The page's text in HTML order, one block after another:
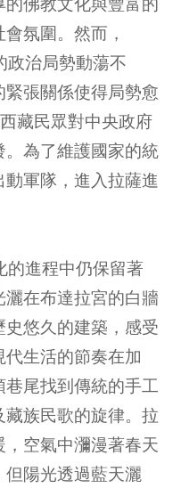
氛圍。然而，
政治局勢動蕩不
張關係使得局勢愈
藏民眾對中央政府
為了維護國家的統
軍隊，進入拉薩進
的進程中仍保留著
在布達拉宮的白牆
悠久的建築，感受
生活的節奏在加
尾找到傳統的手工
族民歌的旋律。拉
空氣中瀰漫著春天
陽光透過藍天灑